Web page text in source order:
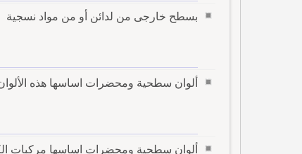
بسطح خارجى من لدائن أو من مواد نسجية
ألوان سطحية ومحضرات اساسها هذه
ألوان سطحية ومحضرات اساسها مركبات